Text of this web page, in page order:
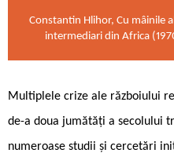
Constantin Hlihor, Cu mâinile
intermediari din Africa
Multiplele crize ale războiului
de-a doua jumătăți a secolului
numeroase studii și cercetări